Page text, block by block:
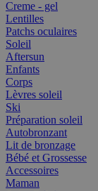
Creme - gel
Lentilles
Patchs oculaires
Soleil
Aftersun
Enfants
Corps
Lèvres soleil
Ski
Préparation soleil
Autobronzant
Lit de bronzage
Bébé et Grossesse
Accessoires
Maman